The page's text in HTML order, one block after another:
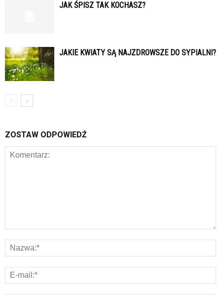
JAK ŚPISZ TAK KOCHASZ?
JAKIE KWIATY SĄ NAJZDROWSZE DO SYPIALNI?
ZOSTAW ODPOWIEDŹ